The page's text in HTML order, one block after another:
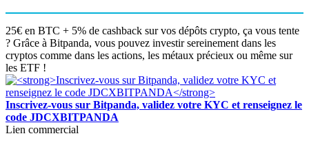
25€ en BTC + 5% de cashback sur vos dépôts crypto, ça vous tente
? Grâce à Bitpanda, vous pouvez investir sereinement dans les
cryptos comme dans les actions, les métaux précieux ou même sur
les ETF !
Inscrivez-vous sur Bitpanda, validez votre KYC et renseignez le
code JDCXBITPANDA
Lien commercial